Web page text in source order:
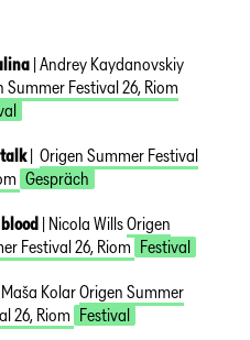
|Andrey Kaydanovskiy
Summer Festival 26, Riom
| Origen Summer Festival
Gespräch
| Nicola WillsOrigen
Festival 26, Riom Festival
Maša KolarOrigen Summer
26, Riom Festival